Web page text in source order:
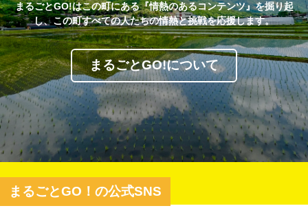
まるごとGO!はこの町にある『情熱のあるコンテンツ』を掘り起
し、この町すべての人たちの情熱と挑戦を応援します。
まるごとGO!について
まるごとGO！の公式SNS